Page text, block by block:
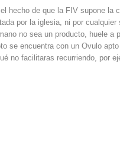
hecho de que la FIV supone la
por la iglesia, ni por
no sea un producto, huele
se encuentra con un Ovulo
no facilitaras recurriendo, por